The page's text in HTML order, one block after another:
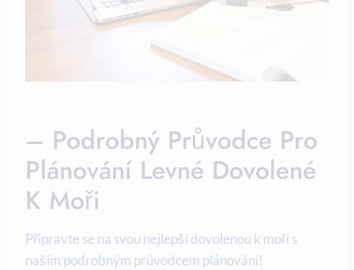
– Podrobný Průvodce Pro
Plánování Levné Dovolené
K Moři
Připravte se na⁢ svou nejlepší dovolenou‍ k moři s
‍naším podrobným průvodcem ‌plánování!